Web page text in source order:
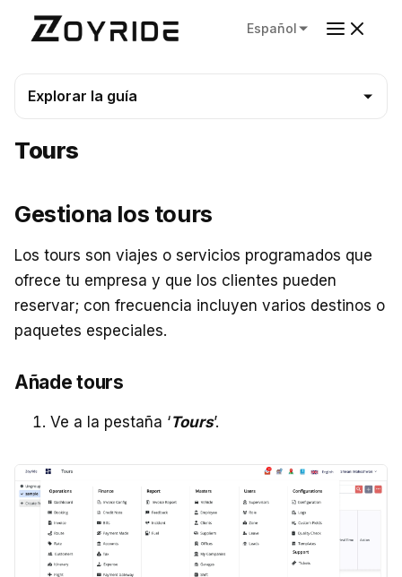
Español
Explorar la guía
Tours
Gestiona los tours
Los tours son viajes o servicios programados que
ofrece tu empresa y que los clientes pueden
reservar; con frecuencia incluyen varios destinos o
paquetes especiales.
Añade tours
Ve a la pestaña ‘Tours’.